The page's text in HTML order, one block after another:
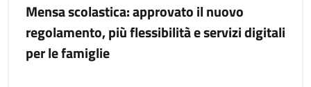
Mensa scolastica: approvato il nuovo
regolamento, più flessibilità e servizi digitali
per le famiglie